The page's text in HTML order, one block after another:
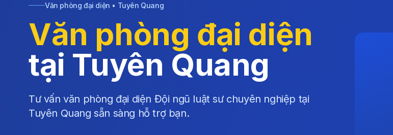
Văn phòng đại diện • Tuyên Quang
Văn phòng đại diện
tại Tuyên Quang
Tư vấn văn phòng đại diện Đội ngũ luật sư chuyên nghiệp tại
Tuyên Quang sẵn sàng hỗ trợ bạn.